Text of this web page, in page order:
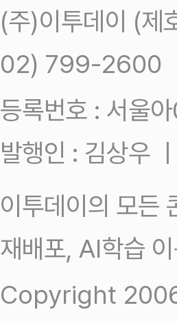
(주)이투데이 (제
02) 799-2600
등록번호 : 서울
발행인 : 김상우
이투데이의 모든
재배포, AI학습
Copyright